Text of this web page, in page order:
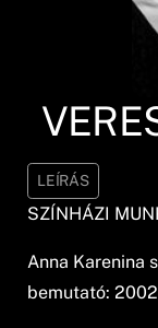
LEÍRÁS
SZÍNHÁZI
Anna Karenina
bemutató: